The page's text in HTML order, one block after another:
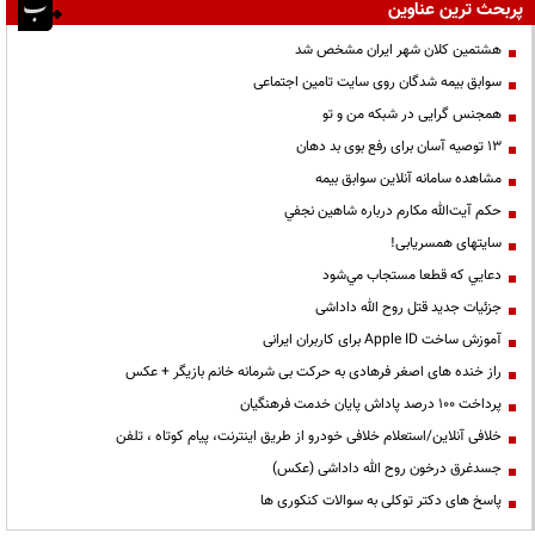
پربحث ترین عناوین
هشتمین کلان شهر ایران مشخص شد
سوابق بیمه شدگان روی سایت تامین اجتماعی
همجنس گرایی در شبکه من و تو
13 توصیه آسان برای رفع بوی بد دهان
مشاهده سامانه آنلاين سوابق بیمه
حكم آيت‌الله مكارم درباره شاهين نجفي
سایتهای همسریابی!
دعايي كه قطعا مستجاب مي‌شود
جزئیات جدید قتل روح الله داداشی
آموزش ساخت Apple ID برای کاربران ایرانی
راز خنده های اصغر فرهادی به حرکت بی شرمانه خانم بازیگر + عکس
پرداخت ۱۰۰ درصد پاداش پایان خدمت فرهنگیان
خلافی آنلاین/استعلام خلافی خودرو از طریق اینترنت، پیام کوتاه ، تلفن
جسدغرق درخون روح الله داداشی (عکس)
پاسخ های دکتر توکلی به سوالات کنکوری ها